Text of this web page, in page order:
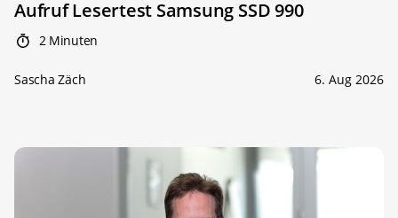
Aufruf Lesertest Samsung SSD 990
2 Minuten
Sascha Zäch 6. Aug 2026